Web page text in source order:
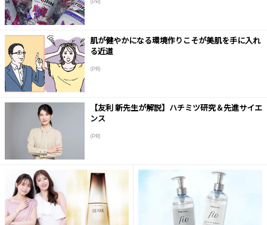
肌が健やかになる環境作りこそが美肌を手に入れ
る近道
(PR)
【友利 新先生が解説】ハチミツ研究＆先進サイエ
ンス
(PR)